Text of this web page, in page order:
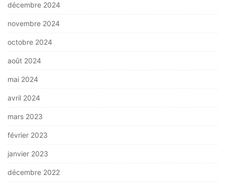
décembre 2024
novembre 2024
octobre 2024
août 2024
mai 2024
avril 2024
mars 2023
février 2023
janvier 2023
décembre 2022